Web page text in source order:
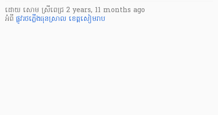
ដោយ សោម ស្រីពេជ្រ 2 years, 11 months ago
អំពី ផ្លូវរថភ្លើងធុនស្រាល ខេត្តសៀមរាប